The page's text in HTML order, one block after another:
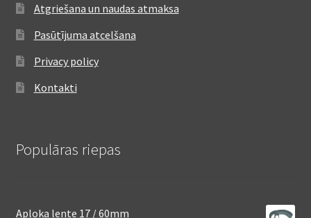
Atgriešana un naudas atmaksa
Pasūtījuma atcelšana
Privacy policy
Kontakti
Populāras riepas
Aploka lente 17 / 60mm